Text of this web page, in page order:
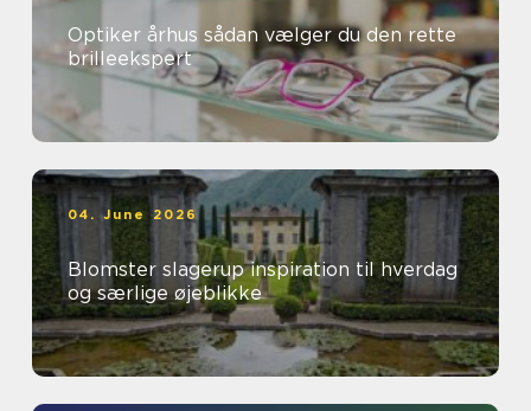
Optiker århus sådan vælger du den rette
brilleekspert
04. June 2026
Blomster slagerup inspiration til hverdag
og særlige øjeblikke